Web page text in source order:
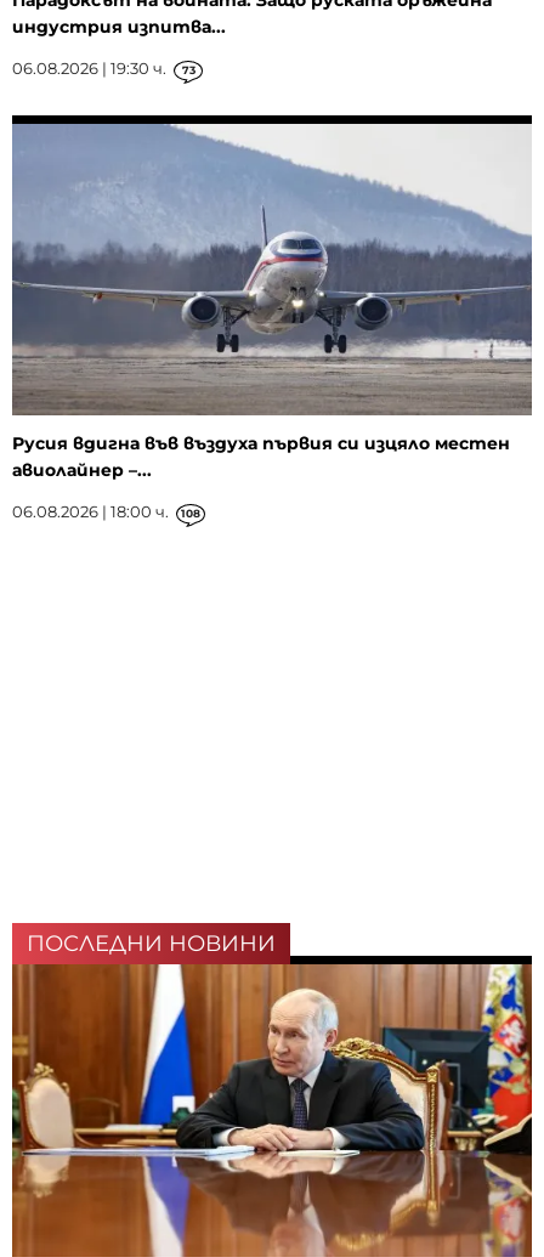
индустрия изпитва...
06.08.2026 | 19:30 ч. 73
Русия вдигна във въздуха първия си изцяло местен
авиолайнер –...
06.08.2026 | 18:00 ч. 108
ПОСЛЕДНИ НОВИНИ